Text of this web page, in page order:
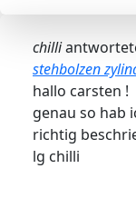
chilli
stehbolzen
hallo carsten !
genau so hab
richtig
lg chilli